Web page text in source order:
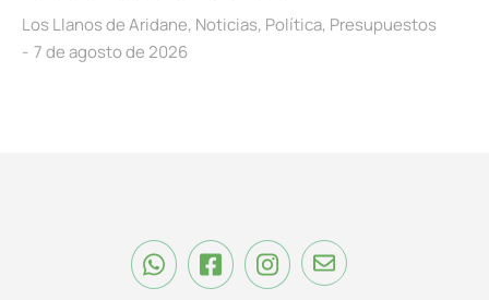
Los Llanos de Aridane, Noticias, Política, Presupuestos
7 de agosto de 2026